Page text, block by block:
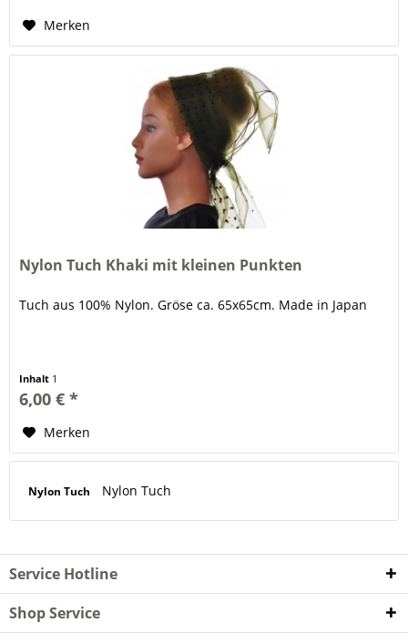
Merken
Nylon Tuch Khaki mit kleinen Punkten
Tuch aus 100% Nylon. Gröse ca. 65x65cm. Made in Japan
Inhalt 1
6,00 € *
Merken
Nylon Tuch Nylon Tuch
Service Hotline
Shop Service